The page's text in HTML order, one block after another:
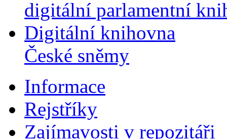
digitální parlamentní
Digitální knihovna
České sněmy
Informace
Rejstříky
Zajímavosti v repozitáři